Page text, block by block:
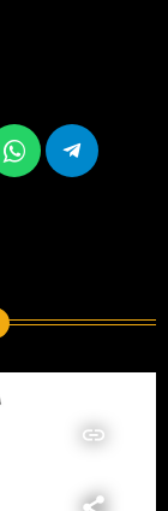
insert_link